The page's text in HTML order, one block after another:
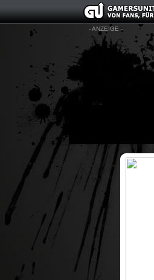
- ANZEIGE -